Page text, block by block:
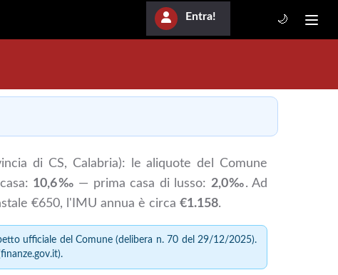
Entra! 🌙
di CS, Calabria): le aliquote del Comune
10,6‰ — prima casa di lusso: 2,0‰. Ad
€650, l'IMU annua è circa €1.158.
ufficiale del Comune (delibera n. 70 del 29/12/2025).